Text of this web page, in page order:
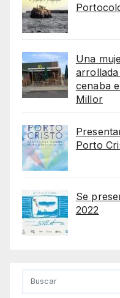
Una
cenaba
Millor
Porto
Se
2022